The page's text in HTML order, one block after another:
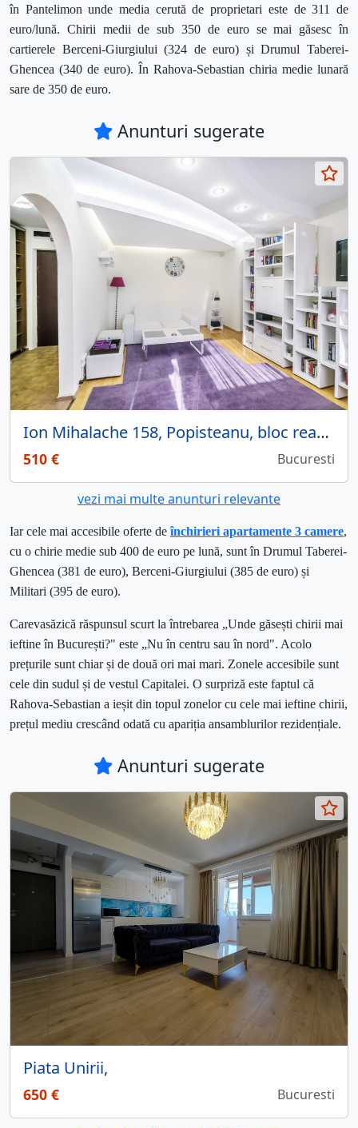
în Pantelimon unde media cerută de proprietari este de 311 de
euro/lună. Chirii medii de sub 350 de euro se mai găsesc în
cartierele Berceni-Giurgiului (324 de euro) și Drumul Taberei-
Ghencea (340 de euro). În Rahova-Sebastian chiria medie lunară
sare de 350 de euro.
Anunturi sugerate
Ion Mihalache 158, Popisteanu, bloc reabilitat, etajul 3, modern, balcon generos.
510 € Bucuresti
vezi mai multe anunturi relevante
Iar cele mai accesibile oferte deînchirieri apartamente 3 camere,
cu o chirie medie sub 400 de euro pe lună, sunt în Drumul Taberei-
Ghencea (381 de euro), Berceni-Giurgiului (385 de euro) și
Militari (395 de euro).
Carevasăzică răspunsul scurt la întrebarea „Unde găsești chirii mai
ieftine în București?" este „Nu în centru sau în nord". Acolo
prețurile sunt chiar și de două ori mai mari. Zonele accesibile sunt
cele din sudul și de vestul Capitalei. O surpriză este faptul că
Rahova-Sebastian a ieșit din topul zonelor cu cele mai ieftine chirii,
prețul mediu crescând odată cu apariția ansamblurilor rezidențiale.
Anunturi sugerate
Piata Unirii,
650 € Bucuresti